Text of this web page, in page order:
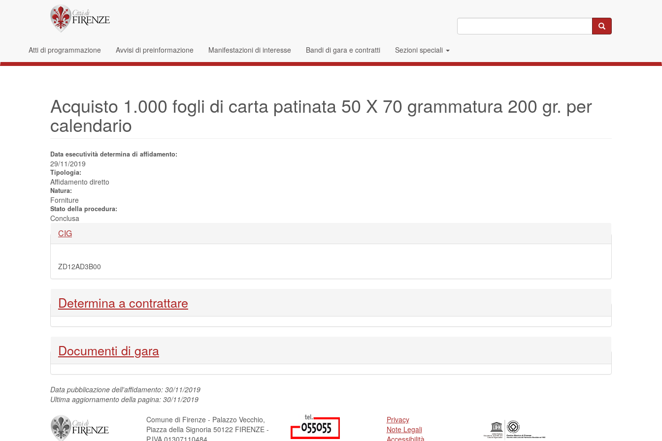
Salta al contenuto principale
Atti di programmazione Avvisi di preinformazione Manifestazioni di interesse Bandi di gara e contratti Sezioni speciali
Form di ricerca
Acquisto 1.000 fogli di carta patinata 50 X 70 grammatura 200 gr. per
calendario
Data esecutività determina di affidamento:
29/11/2019
Tipologia:
Affidamento diretto
Natura:
Forniture
Stato della procedura:
Conclusa
Nascondi
CIG
ZD12AD3B00
Nascondi
Determina a contrattare
Nascondi
Documenti di gara
Data pubblicazione dell'affidamento: 30/11/2019
Ultima aggiornamento della pagina: 30/11/2019
Comune di Firenze - Palazzo Vecchio,
Piazza della Signoria 50122 FIRENZE -
P.IVA 01307110484
Privacy
Note Legali
Accessibilità